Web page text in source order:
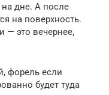
дне. А после
на поверхность.
— это вечернее,
форель если
будет туда